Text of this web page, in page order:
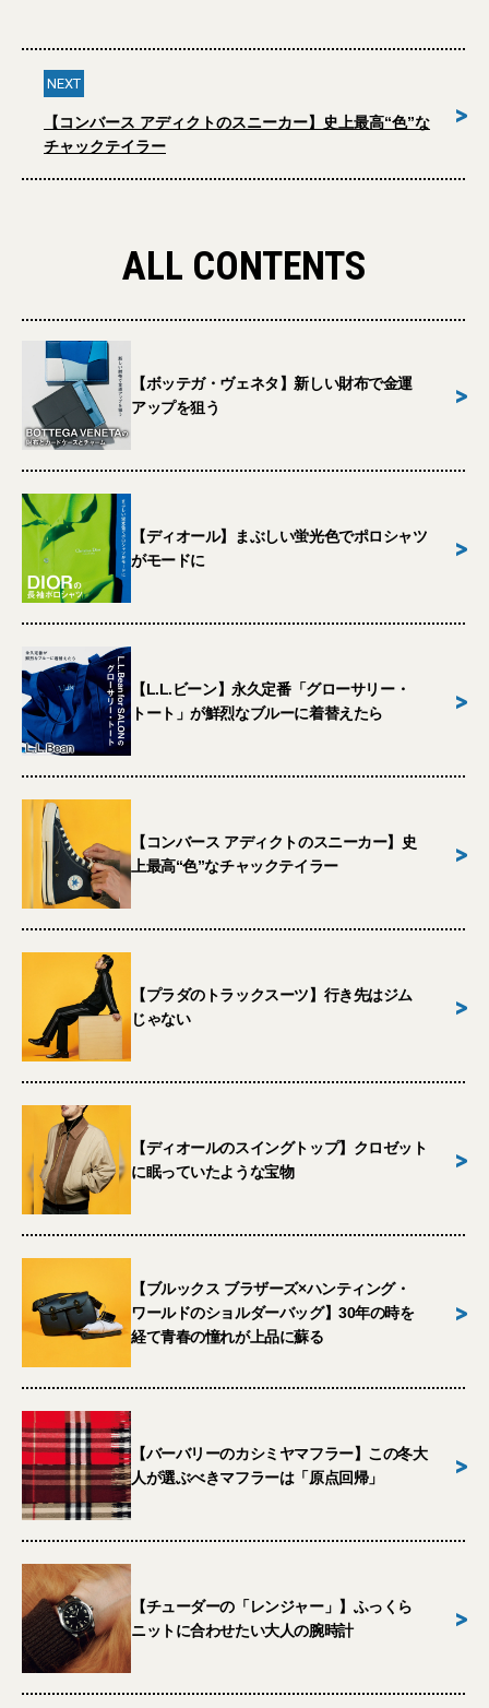
NEXT
【コンバース アディクトのスニーカー】史上最高“色”な
チャックテイラー
>
ALL CONTENTS
【ボッテガ・ヴェネタ】新しい財布で金運
アップを狙う
>
【ディオール】まぶしい蛍光色でポロシャツ
がモードに
>
【L.L.ビーン】永久定番「グローサリー・
トート」が鮮烈なブルーに着替えたら
>
【コンバース アディクトのスニーカー】史
上最高“色”なチャックテイラー
>
【プラダのトラックスーツ】行き先はジム
じゃない
>
【ディオールのスイングトップ】クロゼット
に眠っていたような宝物
>
【ブルックス ブラザーズ×ハンティング・
ワールドのショルダーバッグ】30年の時を
経て青春の憧れが上品に蘇る
>
【バーバリーのカシミヤマフラー】この冬大
人が選ぶべきマフラーは「原点回帰」
>
【チューダーの「レンジャー」】ふっくら
ニットに合わせたい大人の腕時計
>